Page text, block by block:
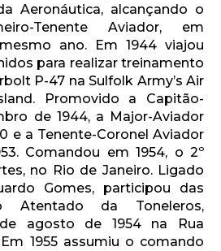
Aeronáutica, alcançando o
Tenente Aviador, em
ano. Em 1944 viajou
para realizar treinamento
P-47 na Sulfolk Army’s Air
Promovido a Capitão-
de 1944, a Major-Aviador
e a Tenente-Coronel Aviador
Comandou em 1954, o 2º
no Rio de Janeiro. Ligado
Gomes, participou das
Atentado da Toneleros,
agosto de 1954 na Rua
1955 assumiu o comando